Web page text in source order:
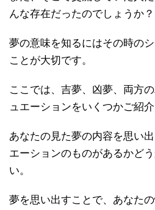
んな存在だったのでしょうか？
夢の意味を知るにはその時の
ことが大切です。
ここでは、吉夢、凶夢、両方
ュエーションをいくつかご紹介
あなたの見た夢の内容を思い
エーションのものがあるかど
い。
夢を思い出すことで、あなた